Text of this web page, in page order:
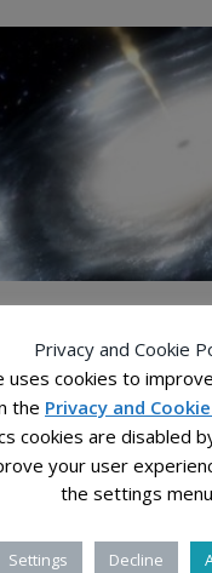
моќта на
од страна на црните
на
Privacy and Cookie
uses cookies to
the Privacy and
cookies are disabled
your user
the settings
Settings Decline